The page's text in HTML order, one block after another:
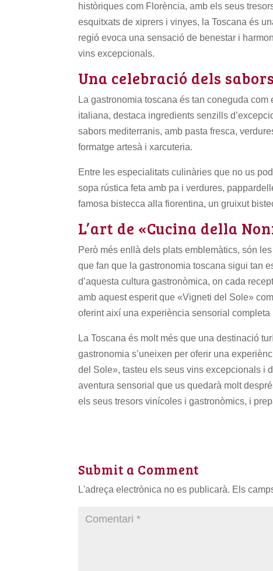
històriques com Florència, amb els seus
esquitxats de xiprers i vinyes, la Toscana és
regió evoca una sensació de benestar i
vins excepcionals.
Una celebració dels sabors
La gastronomia toscana és tan coneguda
italiana, destaca ingredients senzills
sabors mediterranis, amb pasta fresca,
formatge artesà i xarcuteria.
Entre les especialitats culinàries que no us
sopa rústica feta amb pa i verdures,
famosa bistecca alla fiorentina, un gruixut
L’art de «Cucina della
Però més enllà dels plats emblemàtics, són
que fan que la gastronomia toscana sigui tan
d’aquesta cultura gastronòmica, on cada
amb aquest esperit que «Vigneti del Sole»
oferint així una experiència sensorial
La Toscana és molt més que una destinació
gastronomia s’uneixen per oferir una
del Sole», tasteu els seus vins excepcionals i
aventura sensorial que us quedarà molt
els seus tresors vinícoles i gastronòmics, i
Submit a Comment
L'adreça electrònica no es publicarà. Els